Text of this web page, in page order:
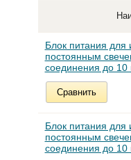
Блок питания для
постоянным
соединения до 10
Сравнить
Блок питания для
постоянным
соединения до 10